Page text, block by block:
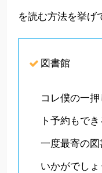
を読む方法を挙げ
図書館
コレ僕の一
ト予約もで
一度最寄の
いかがでし